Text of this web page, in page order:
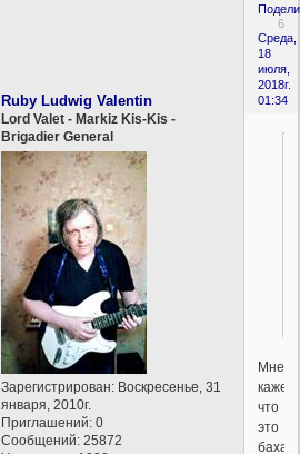
6
Среда,
18
июля,
2018г.
01:34
Ruby Ludwig Valentin
Lord Valet - Markiz Kis-Kis -
Brigadier General
Зарегистрирован: Воскресенье, 31
января, 2010г.
Приглашений: 0
Сообщений: 25872
Мне
что
это